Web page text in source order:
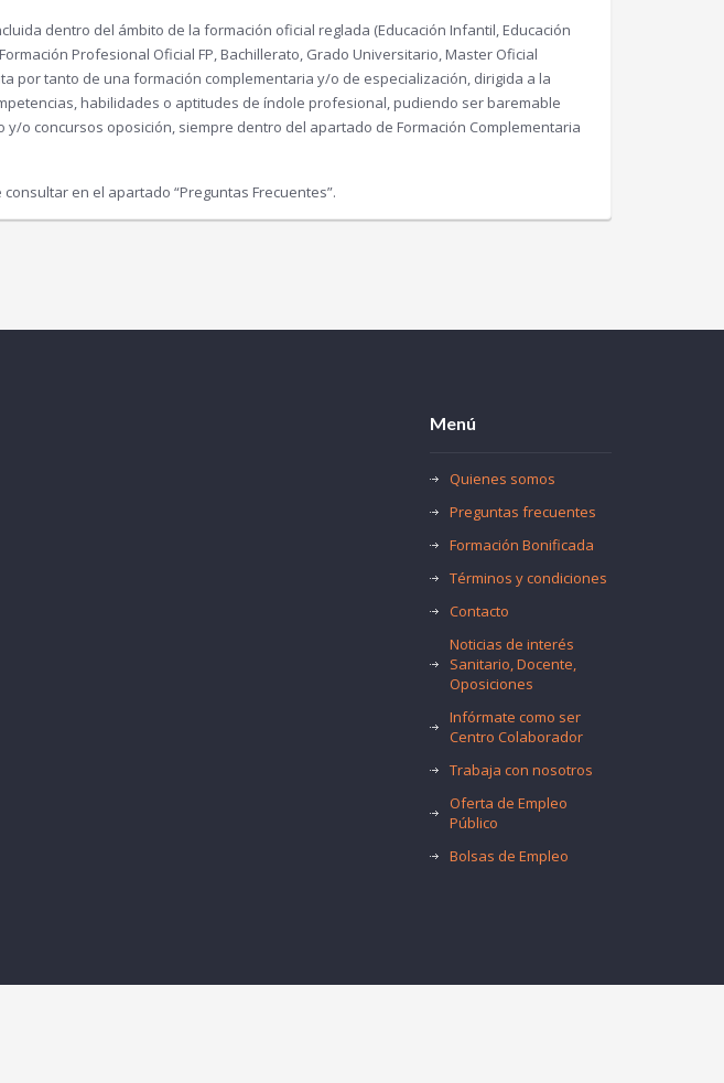
dentro del ámbito de la formación oficial reglada (Educación Infantil, Educación
Profesional Oficial FP, Bachillerato, Grado Universitario, Master Oficial
por tanto de una formación complementaria y/o de especialización, dirigida a la
habilidades o aptitudes de índole profesional, pudiendo ser baremable
y/o concursos oposición, siempre dentro del apartado de Formación Complementaria
en el apartado “Preguntas Frecuentes”.
Menú
Quienes somos
Preguntas frecuentes
Formación Bonificada
Términos y condiciones
Contacto
Noticias de interés
Sanitario, Docente,
Oposiciones
Infórmate como ser
Centro Colaborador
Trabaja con nosotros
Oferta de Empleo
Público
Bolsas de Empleo